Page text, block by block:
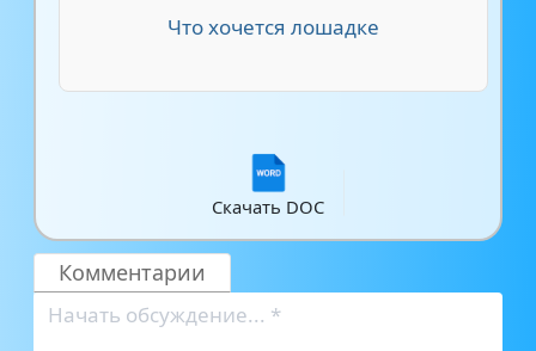
Что хочется лошадке
Скачать DOC
Комментарии